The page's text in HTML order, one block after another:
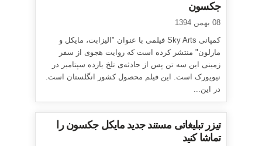
جکسون
08 بهمن 1394
کمپانی Sky Arts فیلمی با عنوان "الیزابت، مایکل و
مارلون" منتشر کرده است که روایت هجوی از سفر
زمینی این سه تن پس از حادثه‌ی تلخ یازده سپتامبر در
نیویورک است. این فیلم محصول کشور انگلستان است.
در این...
تیزر تبلیغاتی مستند جدید مایکل جکسون را
تماشا کنید